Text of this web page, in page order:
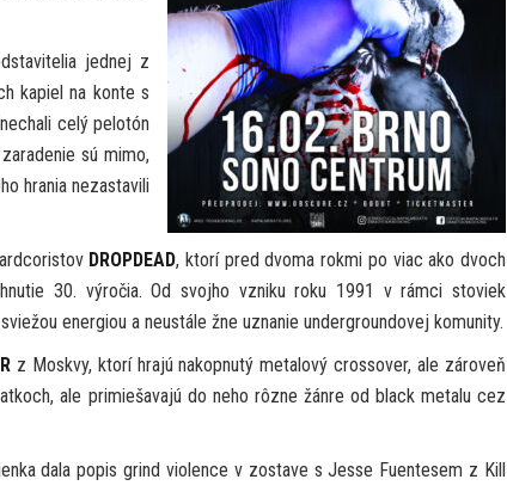
jednej z
kapiel na konte s
celý pelotón
sú mimo,
hrania nezastavili
DROPDEAD, ktorí pred dvoma rokmi po viac ako dvoch
30. výročia. Od svojho vzniku roku 1991 v rámci stoviek
energiou a neustále žne uznanie undergroundovej komunity.
z Moskvy, ktorí hrajú nakopnutý metalový crossover, ale zároveň
ale primiešavajú do neho rôzne žánre od black metalu cez
dala popis grind violence v zostave s Jesse Fuentesem z Kill